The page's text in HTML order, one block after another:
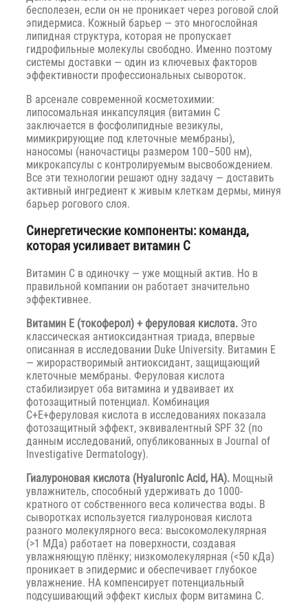
бесполезен, если он не проникает через роговой слой
эпидермиса. Кожный барьер — это многослойная
липидная структура, которая не пропускает
гидрофильные молекулы свободно. Именно поэтому
системы доставки — один из ключевых факторов
эффективности профессиональных сывороток.
В арсенале современной косметохимии:
липосомальная инкапсуляция (витамин C
заключается в фосфолипидные везикулы,
мимикрирующие под клеточные мембраны),
наносомы (наночастицы размером 100–500 нм),
микрокапсулы с контролируемым высвобождением.
Все эти технологии решают одну задачу — доставить
активный ингредиент к живым клеткам дермы, минуя
барьер рогового слоя.
Синергетические компоненты: команда,
которая усиливает витамин C
Витамин C в одиночку — уже мощный актив. Но в
правильной компании он работает значительно
эффективнее.
Витамин E (токоферол) + феруловая кислота. Это
классическая антиоксидантная триада, впервые
описанная в исследовании Duke University. Витамин E
— жирорастворимый антиоксидант, защищающий
клеточные мембраны. Феруловая кислота
стабилизирует оба витамина и удваивает их
фотозащитный потенциал. Комбинация
C+E+феруловая кислота в исследованиях показала
фотозащитный эффект, эквивалентный SPF 32 (по
данным исследований, опубликованных в Journal of
Investigative Dermatology).
Гиалуроновая кислота (Hyaluronic Acid, HA). Мощный
увлажнитель, способный удерживать до 1000-
кратного от собственного веса количества воды. В
сыворотках используется гиалуроновая кислота
разного молекулярного веса: высокомолекулярная
(>1 МДа) работает на поверхности, создавая
увлажняющую плёнку; низкомолекулярная (<50 кДа)
проникает в эпидермис и обеспечивает глубокое
увлажнение. HA компенсирует потенциальный
подсушивающий эффект кислых форм витамина C.